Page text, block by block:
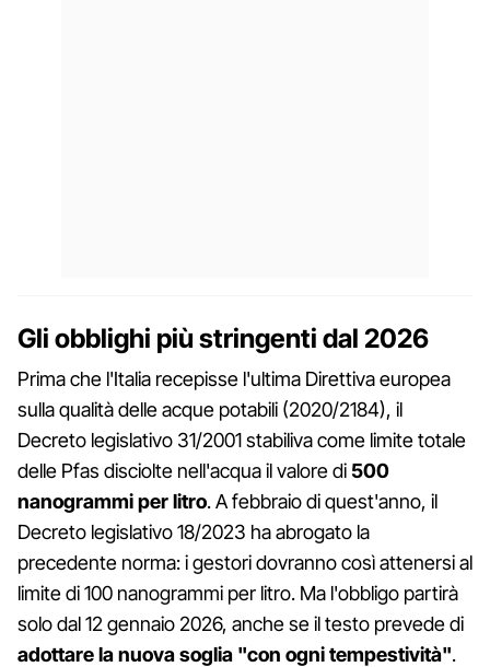
Gli obblighi più stringenti dal 2026
Prima che l'Italia recepisse l'ultima Direttiva europea
sulla qualità delle acque potabili (2020/2184), il
Decreto legislativo 31/2001 stabiliva come limite totale
delle Pfas disciolte nell'acqua il valore di 500
nanogrammi per litro. A febbraio di quest'anno, il
Decreto legislativo 18/2023 ha abrogato la
precedente norma: i gestori dovranno così attenersi al
limite di 100 nanogrammi per litro. Ma l'obbligo partirà
solo dal 12 gennaio 2026, anche se il testo prevede di
adottare la nuova soglia "con ogni tempestività".